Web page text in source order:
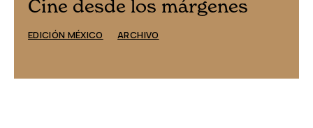
Cine desde los márgenes
EDICIÓN MÉXICO ARCHIVO